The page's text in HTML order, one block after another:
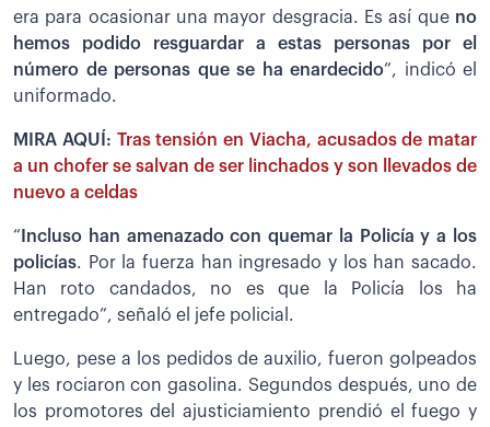
era para ocasionar una mayor desgracia. Es así que no
hemos podido resguardar a estas personas por el
número de personas que se ha enardecido”, indicó el
uniformado.
MIRA AQUÍ: Tras tensión en Viacha, acusados de matar
a un chofer se salvan de ser linchados y son llevados de
nuevo a celdas
“ Incluso han amenazado con quemar la Policía y a los
policías. Por la fuerza han ingresado y los han sacado.
Han roto candados, no es que la Policía los ha
entregado”, señaló el jefe policial.
Luego, pese a los pedidos de auxilio, fueron golpeados
y les rociaron con gasolina. Segundos después, uno de
los promotores del ajusticiamiento prendió el fuego y